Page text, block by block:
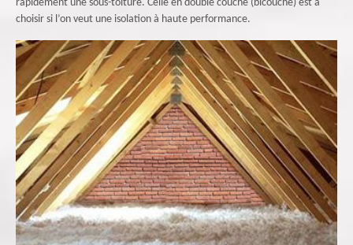
rapidement une sous-toiture. Celle en double couche (bicouche) est à
choisir si l’on veut une isolation à haute performance.